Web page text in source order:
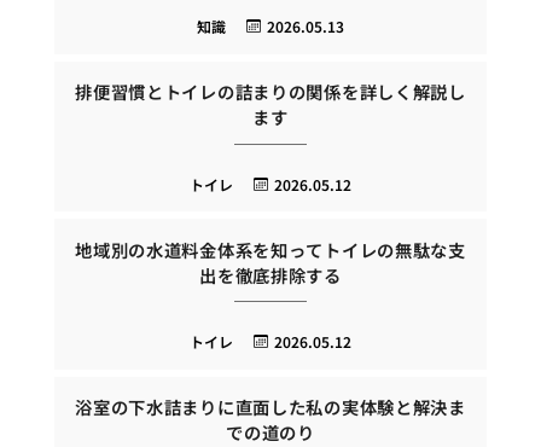
2026.05.13
知識
排便習慣とトイレの詰まりの関係を詳しく解説し
ます
2026.05.12
トイレ
地域別の水道料金体系を知ってトイレの無駄な支
出を徹底排除する
2026.05.12
トイレ
浴室の下水詰まりに直面した私の実体験と解決ま
での道のり